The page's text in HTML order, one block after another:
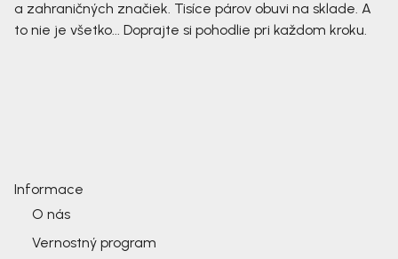
a zahraničných značiek. Tisíce párov obuvi na sklade. A
to nie je všetko... Doprajte si pohodlie pri každom kroku.
Informace
O nás
Vernostný program